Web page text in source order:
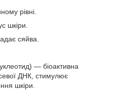
рівні.
шкіри.
сяйва.
— біоактивна
ДНК, стимулює
шкіри.